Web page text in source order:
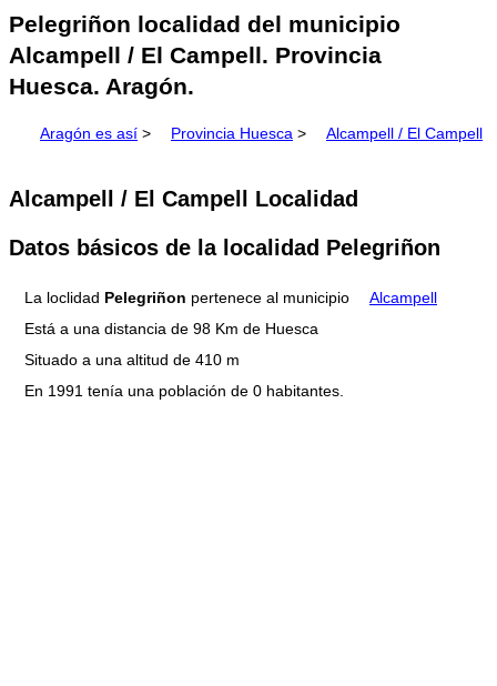
Pelegriñon localidad del municipio
Alcampell / El Campell. Provincia
Huesca. Aragón.
Aragón es así > Provincia Huesca > Alcampell / El Campell
Alcampell / El Campell Localidad
Datos básicos de la localidad Pelegriñon
La loclidad Pelegriñon pertenece al municipio
Alcampell
Está a una distancia de 98 Km de Huesca
Situado a una altitud de 410 m
En 1991 tenía una población de 0 habitantes.